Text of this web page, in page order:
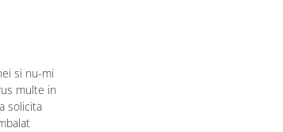
si nu-mi
multe in
solicita